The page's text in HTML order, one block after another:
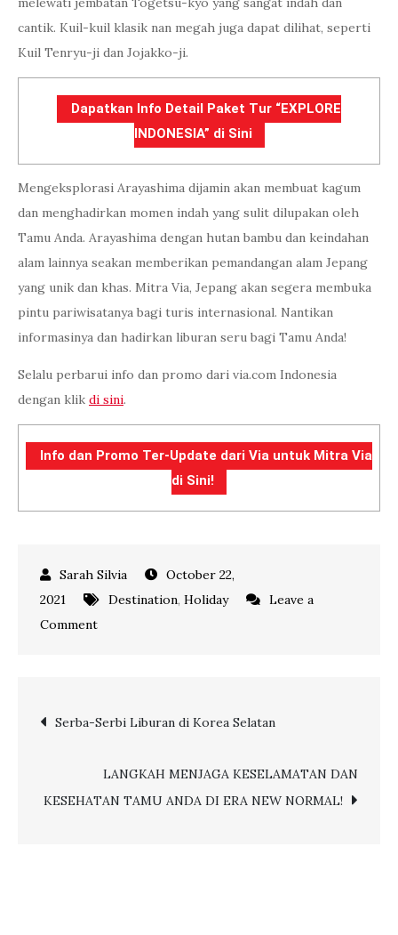
cantik. Kuil-kuil klasik nan megah juga dapat dilihat, seperti
Kuil Tenryu-ji dan Jojakko-ji.
Dapatkan Info Detail Paket Tur “EXPLORE
INDONESIA” di Sini
Mengeksplorasi Arayashima dijamin akan membuat kagum
dan menghadirkan momen indah yang sulit dilupakan oleh
Tamu Anda. Arayashima dengan hutan bambu dan keindahan
alam lainnya seakan memberikan pemandangan alam Jepang
yang unik dan khas. Mitra Via, Jepang akan segera membuka
pintu pariwisatanya bagi turis internasional. Nantikan
informasinya dan hadirkan liburan seru bagi Tamu Anda!
Selalu perbarui info dan promo dari via.com Indonesia
dengan klik di sini.
Info dan Promo Ter-Update dari Via untuk Mitra Via
di Sini!
October 22,
2021
Destination, Holiday
Leave a
Commenton
YANG
DI
JEPANG
Post
navigation
Serba-Serbi Liburan di Korea Selatan
LANGKAH MENJAGA KESELAMATAN DAN
KESEHATAN TAMU ANDA DI ERA NEW NORMAL!